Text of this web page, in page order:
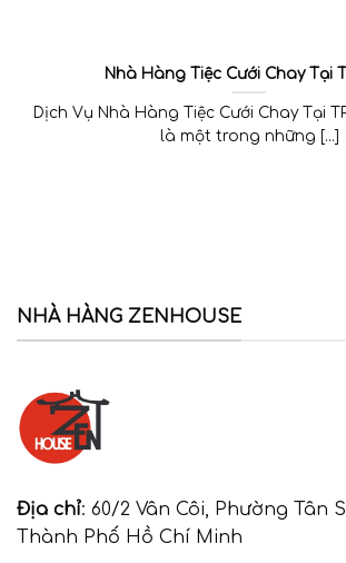
Nhà Hàng Tiệc Cưới Chay Tại
Dịch Vụ Nhà Hàng Tiệc Cưới Chay Tại
là một trong những [...]
NHÀ HÀNG ZENHOUSE
Địa chỉ: 60/2 Vân Côi, Phường Tân
Thành Phố Hồ Chí Minh